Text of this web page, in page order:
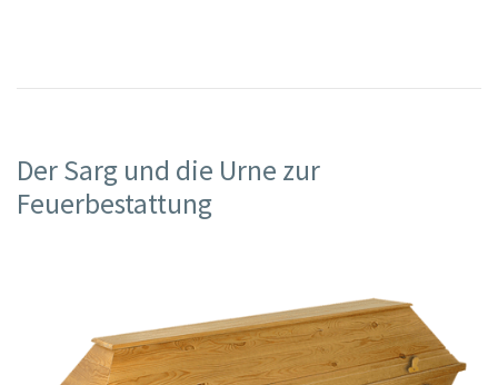
Der Sarg und die Urne zur
Feuerbestattung